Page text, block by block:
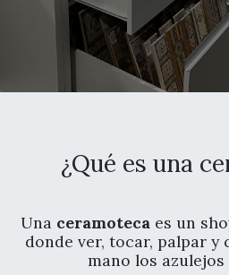
¿Qué es una
Una ceramoteca es un
donde ver, tocar, palpar
mano los